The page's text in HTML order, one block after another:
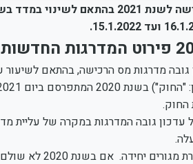
החוק.
גובה המדרגות במקרה של עליית